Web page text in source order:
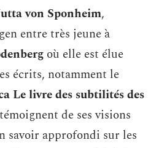
von Sponheim,
entre très jeune à
où elle est élue
écrits, notamment le
Le livre des subtilités des
de ses visions
savoir approfondi sur les